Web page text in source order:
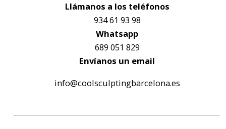
Llámanos a los teléfonos
934 61 93 98
Whatsapp
689 051 829
Envíanos un email
info@coolsculptingbarcelona.es